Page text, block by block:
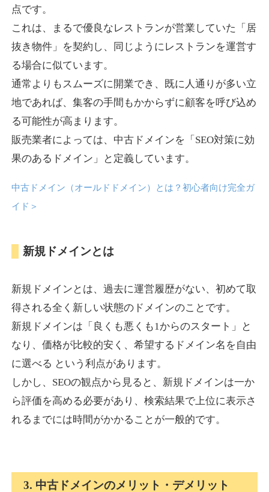
詳細を見る
10,800円
詳細を見る
box-cafe.jp
ジャンル 飲食
DA37 外部リンク数
3,300円 入札 2件
詳細を見る
anipani.jp
DA 37 外部リンク数
lowslotfamilylocal.com
ジャンルその他
DA37 外部リンク数653 ドメイン年齢 1年
onlinepokerbetdansk.com
点です。
これは、まるで優良なレストランが営業していた「居
抜き物件」を契約し、同じようにレストランを運営す
る場合に似ています。
通常よりもスムーズに開業でき、既に人通りが多い立
地であれば、集客の手間もかからずに顧客を呼び込め
る可能性が高まります。
販売業者によっては、中古ドメインを「SEO対策に効
果のあるドメイン」と定義しています。
中古ドメイン（オールドドメイン）とは？初心者向け完全ガ
イド ＞
新規ドメインとは
新規ドメインとは、過去に運営履歴がない、初めて取
得される全く新しい状態のドメインのことです。
新規ドメインは「良くも悪くも1からのスタート」と
なり、価格が比較的安く、希望するドメイン名を自由
に選べる という利点があります。
しかし、SEOの観点から見ると、新規ドメインは一か
ら評価を高める必要があり、検索結果で上位に表示さ
れるまでには時間がかかることが一般的です。
3. 中古ドメインのメリット・デメリット